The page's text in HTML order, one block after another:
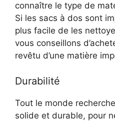
connaître le type de
Si les sacs à dos sont
plus facile de les
vous conseillons
revêtu d’une matière
Durabilité
Tout le monde
solide et durable, pour